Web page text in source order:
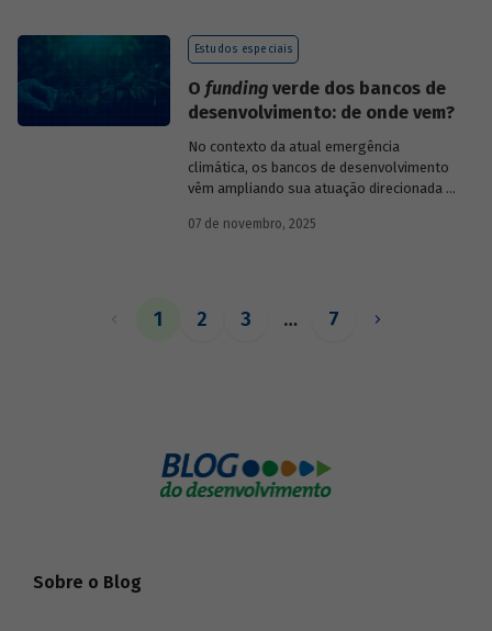
momentos de crise, como as de 2008 e
da Covid-19, e no combate à emergência
entanto, são necessárias sólidas fontes
de recursos.
Estudos especiais
O fundingverde dos bancos de
desenvolvimento: de onde vem?
No contexto da atual emergência
climática, os bancos de desenvolvimento
vêm ampliando sua atuação direcionada à
e, consequentemente, buscado novas
bancos de desenvolvimento, comparando
07 de novembro, 2025
1 2 3 … 7
Sobre o Blog